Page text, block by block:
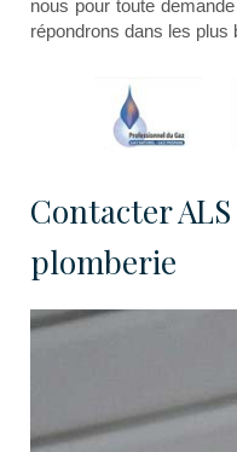
nous pour toute
répondrons dans les plus
Contacter
plomberie